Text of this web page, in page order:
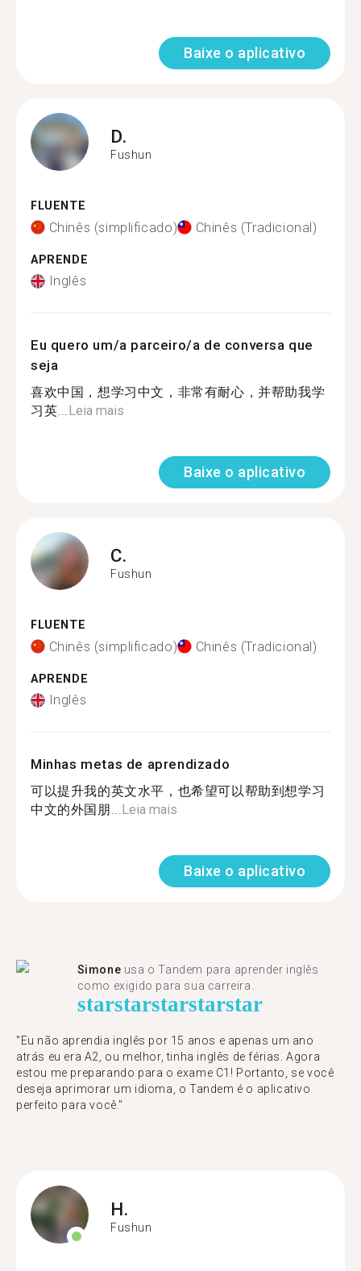
Baixe o aplicativo
D.
Fushun
FLUENTE
Chinês (simplificado) Chinês (Tradicional)
APRENDE
Inglês
Eu quero um/a parceiro/a de conversa que
seja
喜欢中国，想学习中文，非常有耐心，并帮助我学
习英...Leia mais
Baixe o aplicativo
C.
Fushun
FLUENTE
Chinês (simplificado) Chinês (Tradicional)
APRENDE
Inglês
Minhas metas de aprendizado
可以提升我的英文水平，也希望可以帮助到想学习
中文的外国朋...Leia mais
Baixe o aplicativo
Simone usa o Tandem para aprender inglês
como exigido para sua carreira.
starstarstarstarstar
"Eu não aprendia inglês por 15 anos e apenas um ano
atrás eu era A2, ou melhor, tinha inglês de férias. Agora
estou me preparando para o exame C1! Portanto, se você
deseja aprimorar um idioma, o Tandem é o aplicativo
perfeito para você."
H.
Fushun